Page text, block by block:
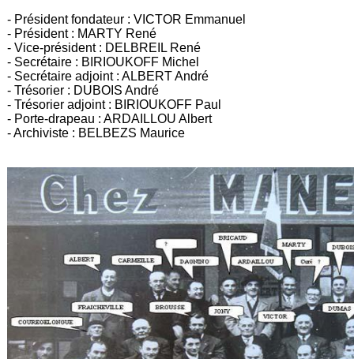
- Président fondateur : VICTOR Emmanuel
- Président : MARTY René
- Vice-président : DELBREIL René
- Secrétaire : BIRIOUKOFF Michel
- Secrétaire adjoint : ALBERT André
- Trésorier : DUBOIS André
- Trésorier adjoint : BIRIOUKOFF Paul
- Porte-drapeau : ARDAILLOU Albert
- Archiviste : BELBEZS Maurice